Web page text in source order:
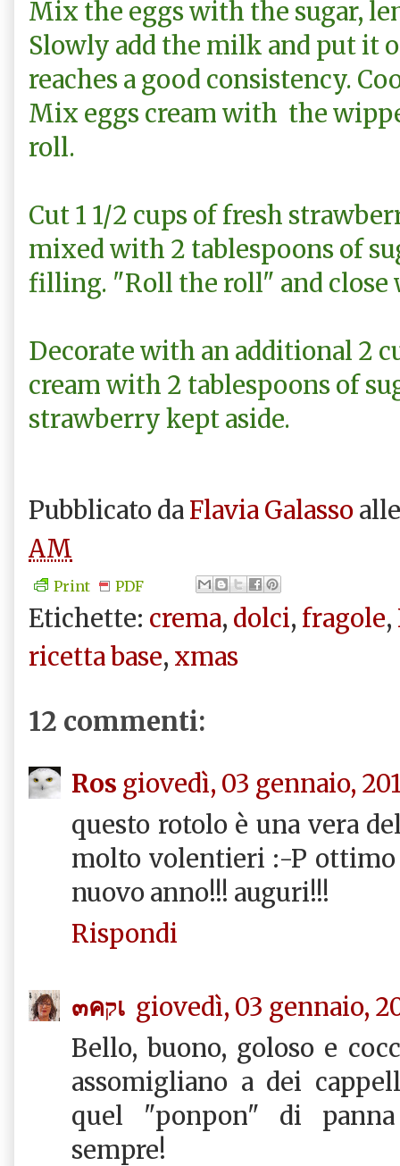
Mix the eggs with the sugar,
Slowly add the milk and put it
reaches a good consistency.
Mix eggs cream with the
roll.
Cut 1 1/2 cups of fresh
mixed with 2 tablespoons of
filling. "Roll the roll" and close
Decorate with an additional 2
cream with 2 tablespoons of
strawberry kept aside.
Pubblicato da Flavia Galasso
AM
Print PDF
Etichette: crema, dolci, fragole,
ricetta base, xmas
12 commenti:
Ros giovedì, 03 gennaio,
questo rotolo è una vera
molto volentieri :-P
nuovo anno!!! auguri!!!
Rispondi
๓คקเ giovedì, 03 gennaio,
Bello, buono, goloso e
assomigliano a dei
quel "ponpon" di
sempre!